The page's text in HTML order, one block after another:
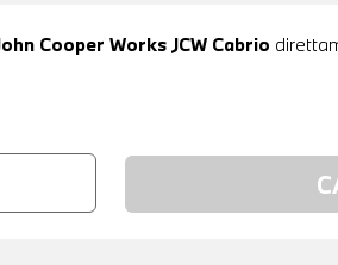
Cooper Works JCW Cabrio